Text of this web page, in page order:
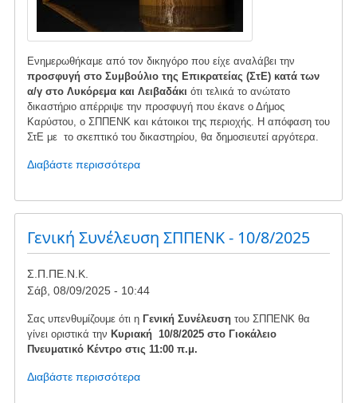
Ενημερωθήκαμε από τον δικηγόρο που είχε αναλάβει την
προσφυγή στο Συμβούλιο της Επικρατείας (ΣτΕ) κατά των
α/γ στο Λυκόρεμα και Λειβαδάκι ότι τελικά το ανώτατο
δικαστήριο απέρριψε την προσφυγή που έκανε ο Δήμος
Καρύστου, ο ΣΠΠΕΝΚ και κάτοικοι της περιοχής. Η απόφαση του
ΣτΕ με το σκεπτικό του δικαστηρίου, θα δημοσιευτεί αργότερα.
Διαβάστε περισσότεραγια
Απορριπτική
απόφαση
ΣτΕ
Γενική Συνέλευση ΣΠΠΕΝΚ - 10/8/2025
Σ.Π.ΠΕ.Ν.Κ.
Σάβ, 08/09/2025 - 10:44
Σας υπενθυμίζουμε ότι η Γενική Συνέλευσητου ΣΠΠΕΝΚ θα
γίνει οριστικά την Κυριακή 10/8/2025 στο Γιοκάλειο
Πνευματικό Κέντρο στις 11:00 π.μ.
Διαβάστε περισσότεραγια